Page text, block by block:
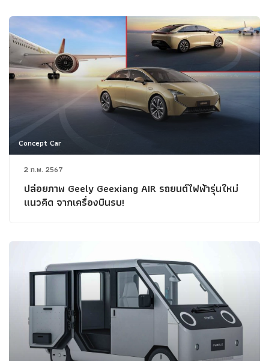
Concept Car
2 ก.พ. 2567
ปล่อยภาพ Geely Geexiang AIR รถยนต์ไฟฟ้ารุ่นใหม่
แนวคิด จากเครื่องบินรบ!